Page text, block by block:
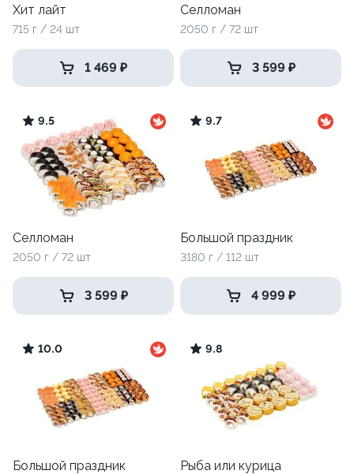
Хит лайт
715 г / 24 шт
1 469 ₽
Селломан
2050 г / 72 шт
3 599 ₽
9.5
Селломан
2050 г / 72 шт
3 599 ₽
9.7
Большой праздник
3180 г / 112 шт
4 999 ₽
10.0
Большой праздник
9.8
Рыба или курица